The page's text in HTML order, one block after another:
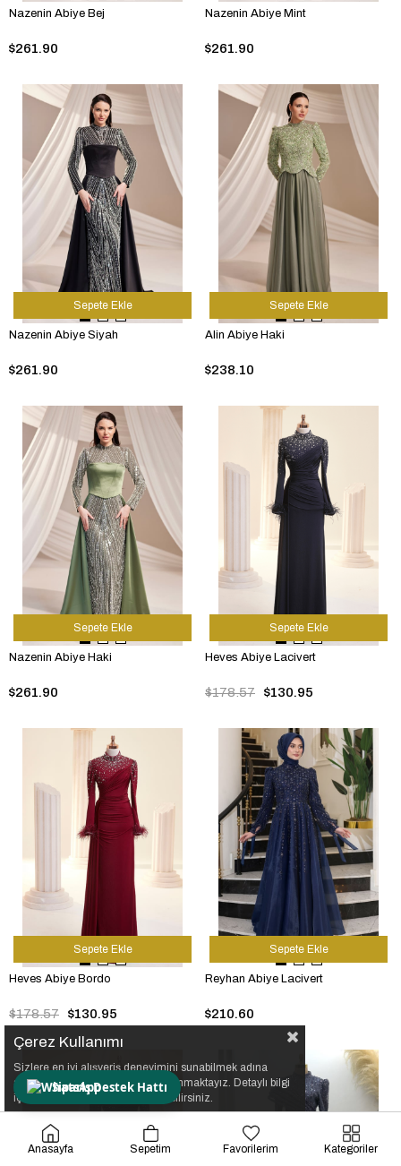
Sipariş Destek Hattı
Nazenin Abiye Bej
$261.90
Nazenin Abiye Mint
$261.90
Nazenin Abiye Siyah
$261.90
Sepete Ekle
Alin Abiye Haki
$238.10
Sepete Ekle
Nazenin Abiye Haki
$261.90
Sepete Ekle
Heves Abiye Lacivert
$130.95
$178.57
Sepete Ekle
Heves Abiye Bordo
$130.95
$178.57
Sepete Ekle
Reyhan Abiye Lacivert
$210.60
Sepete Ekle
Çerez Kullanımı
Sizlere en iyi alışveriş deneyimini sunabilmek adına
sitemizde çerezler(cookies) kullanmaktayız. Detaylı bilgi
için Kvkk sözleşmesini inceleyebilirsiniz.
Anasayfa Sepetim Favorilerim Kategoriler